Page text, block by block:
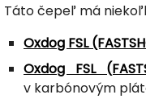
Táto čepeľ má
Oxdog FSL
Oxdog FSL
v karbónovým